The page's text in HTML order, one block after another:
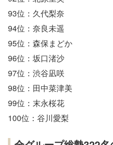
93位：久代梨奈
94位：奈良未遥
95位：森保まどか
96位：坂口渚沙
97位：渋谷凪咲
98位：田中菜津美
99位：末永桜花
100位：谷川愛梨